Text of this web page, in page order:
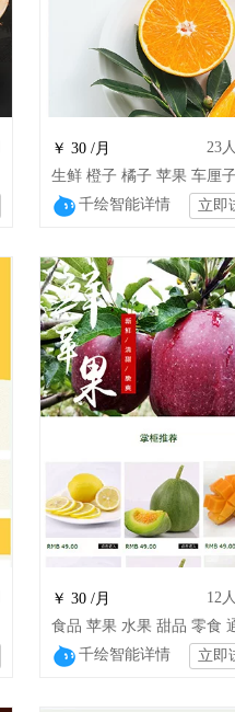
￥ 30 /月 23
千绘智能详情 立即
￥ 30 /月 12
食品 苹果 水果 甜品 零食
千绘智能详情
立即